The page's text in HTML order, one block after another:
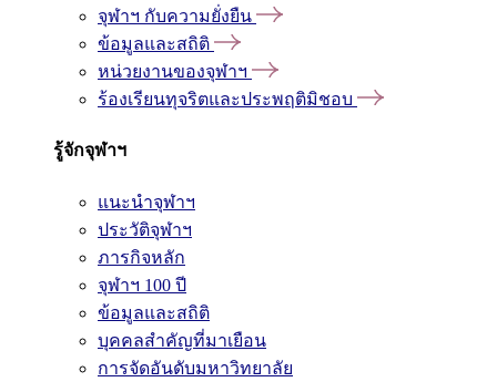
จุฬาฯ กับความยั่งยืน
ข้อมูลและสถิติ
หน่วยงานของจุฬาฯ
ร้องเรียนทุจริตและประพฤติมิชอบ
รู้จักจุฬาฯ
แนะนำจุฬาฯ
ประวัติจุฬาฯ
ภารกิจหลัก
จุฬาฯ 100 ปี
ข้อมูลและสถิติ
บุคคลสำคัญที่มาเยือน
การจัดอันดับมหาวิทยาลัย